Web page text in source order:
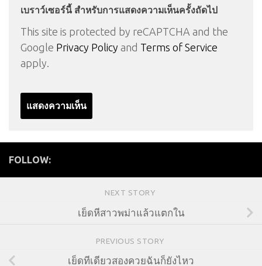
เบราว์เซอร์นี้ สำหรับการแสดงความเห็นครั้งถัดไป
This site is protected by reCAPTCHA and the
Google Privacy Policy and Terms of Service
apply.
FOLLOW:
NEXT STORY
เย็ดหีสาวพม่าแล้วแตกใน
PREVIOUS STORY
เย็ดทีเดียวสองควยฉันก็ยังไหว